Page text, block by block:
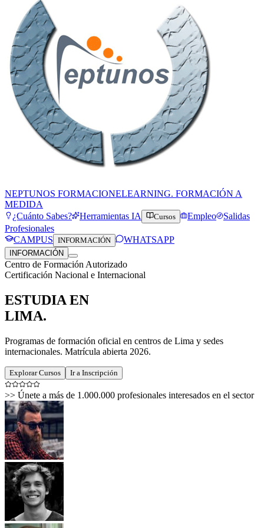
NEPTUNOS FORMACIONELEARNING. FORMACIÓN A
MEDIDA
¿Cuánto Sabes?
Herramientas IA Cursos Empleo
Salidas
Profesionales
CAMPUS INFORMACIÓN WHATSAPP
INFORMACIÓN
Centro de Formación Autorizado
Certificación Nacional e Internacional
ESTUDIA EN
LIMA.
Programas de formación oficial en centros de Lima y sedes
internacionales. Matrícula abierta 2026.
Explorar Cursos Ir a Inscripción
>> Únete a más de 1.000.000 profesionales interesados en el sector